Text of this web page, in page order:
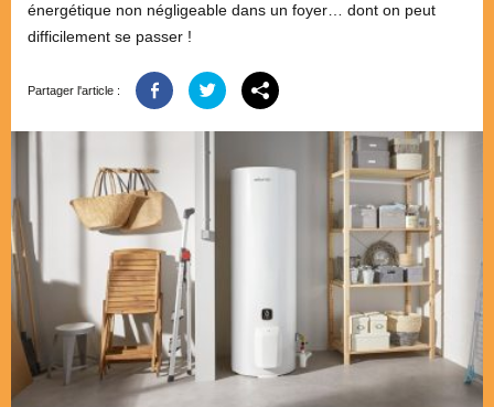
énergétique non négligeable dans un foyer… dont on peut
difficilement se passer !
Partager l'article :